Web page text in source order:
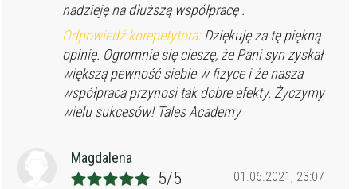
nadzieję na dłuższą współpracę .
Odpowiedź korepetytora:Dziękuję za tę piękną
opinię. Ogromnie się cieszę, że Pani syn zyskał
większą pewność siebie w fizyce i że nasza
współpraca przynosi tak dobre efekty. Życzymy
wielu sukcesów! Tales Academy
Magdalena
01.06.2021, 23:07
5/5